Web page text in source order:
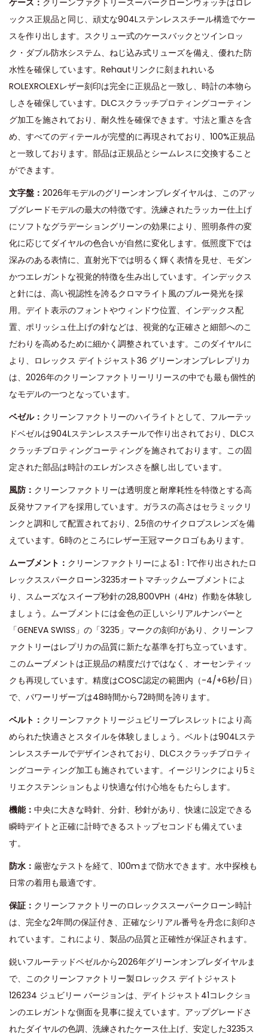
ケース： クリーンファクトリースーパークローンウォッチはロレ
ックス正規品と同じ、頑丈な904Lステンレススチール構造でケー
スを作り出します。スクリュー式のケースバックとツインロッ
ク・ダブル防水システム、ねじ込み式リューズを備え、優れた防
水性を確保しています。Rehautリンクに刻まれれいる
ROLEXROLEXレザー刻印は完全に正規品と一致し、時計の本物ら
しさを確保しています。DLCスクラッチプロティングコーティン
グ加工を施されており、耐久性を確保できます。寸法と重さを含
め、すべてのディテールが完璧的に再現されており、100%正規品
と一致しております。部品は正規品とシームレスに交換すること
ができます。
文字盤： 2026年モデルのグリーンオンブレダイヤルは、このアッ
プグレードモデルの最大の特徴です。洗練されたラッカー仕上げ
にソフトなグラデーショングリーンの効果により、照明条件の変
化に応じてダイヤルの色合いが自然に変化します。低照度下では
深みのある表情に、直射光下では明るく輝く表情を見せ、モダン
かつエレガントな視覚的特徴を生み出しています。インデックス
と針には、高い視認性を誇るクロマライト風のブルー発光を採
用。デイト表示のフォントやウィンドウ位置、インデックス配
置、ポリッシュ仕上げの針などは、視覚的な正確さと細部へのこ
だわりを高めるために細かく調整されています。このダイヤルに
より、ロレックス デイトジャスト36 グリーンオンブレレプリカ
は、2026年のクリーンファクトリーリリースの中でも最も個性的
なモデルの一つとなっています。
ベゼル： クリーンファクトリーのハイライトとして、フルーテッ
ドベゼルは904Lステンレススチールで作り出されており、DLCス
クラッチプロティングコーティングを施されております。この固
定された部品は時計のエレガンスさを醸し出しています。
風防： クリーンファクトリーは透明度と耐摩耗性を特徴とする高
反発サファイアを採用しています。ガラスの高さはセラミックリ
ンクと調和して配置されており、2.5倍のサイクロプスレンズを備
えています。6時のところにレザー王冠マークロゴもあります。
ムーブメント： クリーンファクトリーによる1：1で作り出されたロ
レックススパークローン3235オートマチックムーブメントによ
り、スムーズなスイープ秒針の28,800VPH（4Hz）作動を体験し
ましょう。ムーブメントには金色の正しいシリアルナンバーと
「GENEVA SWISS」の「3235」マークの刻印があり、クリーンフ
ァクトリーはレプリカの品質に新たな基準を打ち立っています。
このムーブメントは正規品の精度だけではなく、オーセンティッ
クも再現しています。精度はCOSC認定の範囲内（-4/+6秒/日）
で、パワーリザーブは48時間から72時間を誇ります。
ベルト： クリーンファクトリージュビリーブレスレットにより高
められた快適さとスタイルを体験しましょう。ベルトは904Lステ
ンレススチールでデザインされており、DLCスクラッチプロティ
ングコーティング加工も施されています。イージリンクにより5ミ
リエクステンションもより快適な付け心地をもたらします。
機能： 中央に大きな時針、分針、秒針があり、快速に設定できる
瞬時デイトと正確に計時できるストップセコンドも備えていま
す。
防水： 厳密なテストを経て、100mまで防水できます。水中探検も
日常の着用も最適です。
保証： クリーンファクトリーのロレックススーパークローン時計
は、完全な2年間の保証付き、正確なシリアル番号を丹念に刻印さ
れています。これにより、製品の品質と正確性が保証されます。
鋭いフルーテッドベゼルから2026年グリーンオンブレダイヤルま
で、このクリーンファクトリー製ロレックス デイトジャスト
126234 ジュビリー バージョンは、デイトジャスト41コレクショ
ンのエレガントな側面を見事に捉えています。アップグレードさ
れたダイヤルの色調、洗練されたケース仕上げ、安定した3235ス